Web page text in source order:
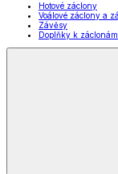
Hotové záclony
Voálové záclony a
Závěsy
Doplňky k záclonám